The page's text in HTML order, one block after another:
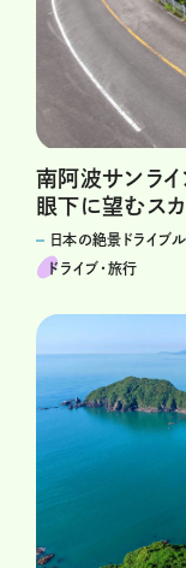
南阿波サンライ
眼下に望むスカ
日本の絶景ドライブ
ドライブ･旅行